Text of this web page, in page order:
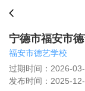
宁德市福安市
福安市德艺学校
过期时间：2026-
发布时间：2025-